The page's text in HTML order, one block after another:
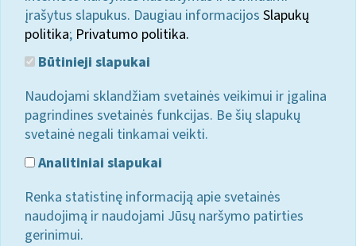
įrašytus slapukus. Daugiau informacijos Slapukų
politika; Privatumo politika.
Būtinieji slapukai
Naudojami sklandžiam svetainės veikimui ir įgalina
pagrindines svetainės funkcijas. Be šių slapukų
svetainė negali tinkamai veikti.
Analitiniai slapukai
Renka statistinę informaciją apie svetainės
naudojimą ir naudojami Jūsų naršymo patirties
gerinimui.